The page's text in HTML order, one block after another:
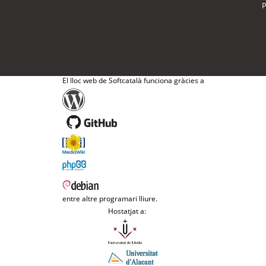
El lloc web de Softcatalà funciona gràcies a
entre altre programari lliure.
Hostatjat a: